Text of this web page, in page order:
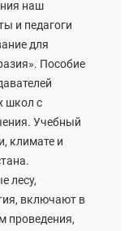
наш
и педагоги
для
Пособие
школ с
Учебный
климате и
лесу,
включают в
проведения,